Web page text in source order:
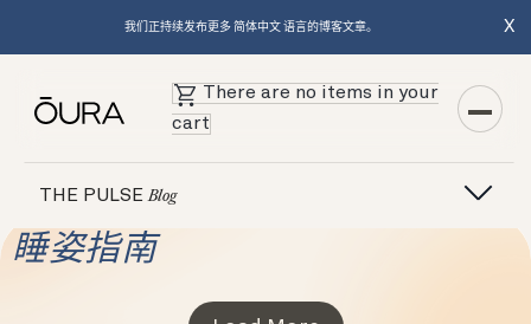
我们正持续发布更多 简体中文 语言的博客文章。 X
There are no items in your
cart
THE PULSEBlog
睡姿指南